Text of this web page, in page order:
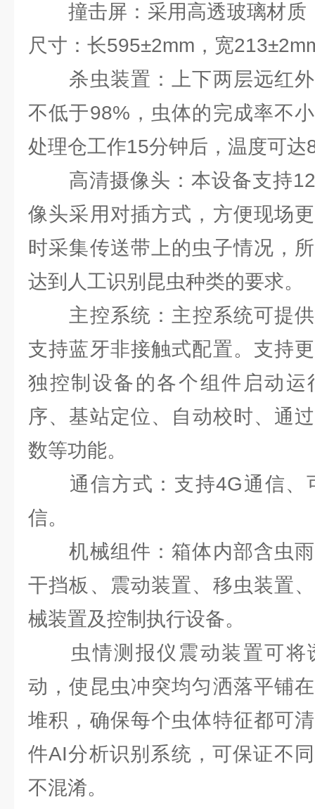
撞击屏：采用高透玻璃材质
尺寸：长595±2mm，宽
杀虫装置：上下两层远红外
不低于98%，虫体的完成率不
处理仓工作15分钟后，温度可
高清摄像头：本设备支持
像头采用对插方式，方便现场
时采集传送带上的虫子情况，
达到人工识别昆虫种类的要求。
主控系统：主控系统可提供
支持蓝牙非接触式配置。支持
独控制设备的各个组件启动运
序、基站定位、自动校时、通
数等功能。
通信方式：支持4G通信、
信。
机械组件：箱体内部含虫雨
干挡板、震动装置、移虫装置
械装置及控制执行设备。
虫情测报仪震动装置可将
动，使昆虫冲突均匀洒落平铺
堆积，确保每个虫体特征都可
件AI分析识别系统，可保证不
不混淆。